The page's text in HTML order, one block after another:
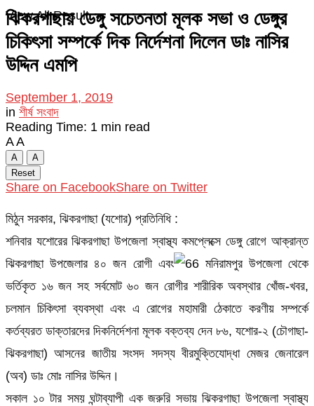
View All Result
ঝিকরগাছায় ডেঙ্গু সচেতনতা মূলক সভা ও ডেঙ্গুর
চিকিৎসা সম্পর্কে দিক নির্দেশনা দিলেন ডাঃ নাসির
উদ্দিন এমপি
September 1, 2019
in শীর্ষ সংবাদ
Reading Time: 1 min read
A A
A
A
Reset
Share on FacebookShare on Twitter
মিঠুন সরকার, ঝিকরগাছা (যশোর) প্রতিনিধি :
শনিবার যশোরের ঝিকরগাছা উপজেলা স্বাস্থ্য কমপ্লেক্সে ডেঙ্গু রোগে আক্রান্ত
ঝিকরগাছা উপজেলার ৪০ জন রোগী এবং
মনিরামপুর উপজেলা থেকে
ভর্তিকৃত ১৬ জন সহ সর্বমোট ৬০ জন রোগীর শারীরিক অবস্থার খোঁজ-খবর,
চলমান চিকিৎসা ব্যবস্থা এবং এ রোগের মহামারী ঠেকাতে করণীয় সম্পর্কে
কর্তব্যরত ডাক্তারদের দিকনির্দেশনা মূলক বক্তব্য দেন ৮৬, যশোর-২ (চৌগাছা-
ঝিকরগাছা) আসনের জাতীয় সংসদ সদস্য বীরমুক্তিযোদ্ধা মেজর জেনারেল
(অব) ডাঃ মোঃ নাসির উদ্দিন।
সকাল ১০ টার সময় ঘন্টাব্যাপী এক জরুরি সভায় ঝিকরগাছা উপজেলা স্বাস্থ্য